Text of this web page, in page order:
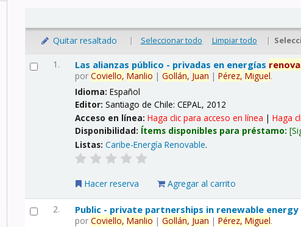
Quitar resaltado | Seleccionar todo Limpiar todo |
1. Las alianzas público - privadas en energías
porCoviello, Manlio |Gollán, Juan |Pérez, Miguel.
Idioma:Español
Editor:Santiago de Chile: CEPAL, 2012
Acceso en línea:Haga clic para acceso en línea |Haga
Disponibilidad: Ítems disponibles para préstamo:
Listas: Caribe-Energía Renovable.
Hacer reserva Agregar al carrito
2. Public - private partnerships in renewable
porCoviello, Manlio |Gollán, Juan |Pérez, Miguel.